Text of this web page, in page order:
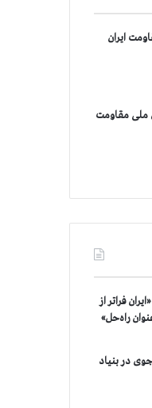
ایران
ملی مقاومت
فراتر از
راه‌حل»
در بنیاد